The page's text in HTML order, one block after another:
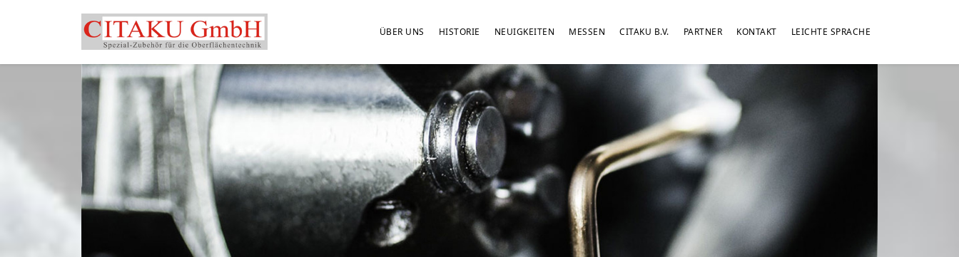
ÜBER UNS HISTORIE NEUIGKEITEN MESSEN CITAKU B.V. PARTNER KONTAKT LEICHTE SPRACHE